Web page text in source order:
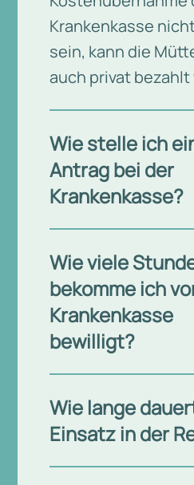
Krankenkasse
sein, kann die
auch privat bezahlt
Wie stelle ich
Antrag bei der
Krankenkasse?
Wie viele
bekomme ich
Krankenkasse
bewilligt?
Wie lange
Einsatz in der